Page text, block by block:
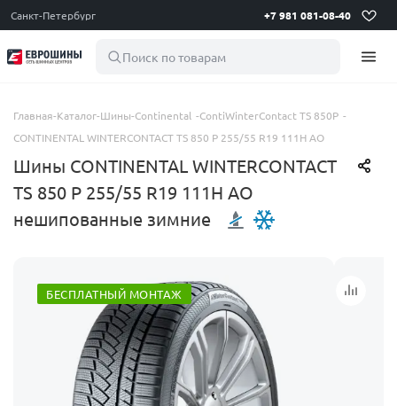
Санкт-Петербург +7 981 081-08-40
Поиск по товарам
Главная-Каталог-Шины-Continental -ContiWinterContact TS 850P -
CONTINENTAL WINTERCONTACT TS 850 P 255/55 R19 111H AO
Шины CONTINENTAL WINTERCONTACT
TS 850 P 255/55 R19 111H AO
нешипованные зимние
БЕСПЛАТНЫЙ МОНТАЖ